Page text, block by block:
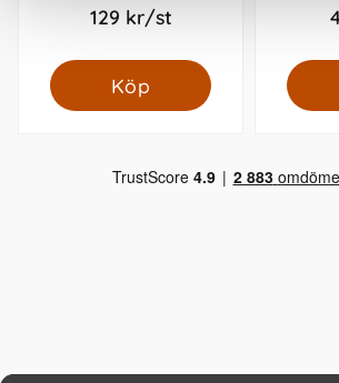
129 kr/st
Köp